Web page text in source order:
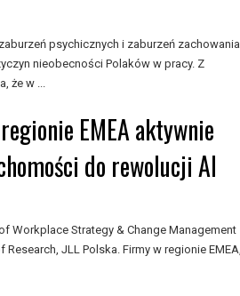
psychicznych i zaburzeń zachowania
nieobecności Polaków w pracy. Z
że w ...
EMEA aktywnie
do rewolucji AI
Workplace Strategy & Change Management
JLL Polska. Firmy w regionie EMEA,